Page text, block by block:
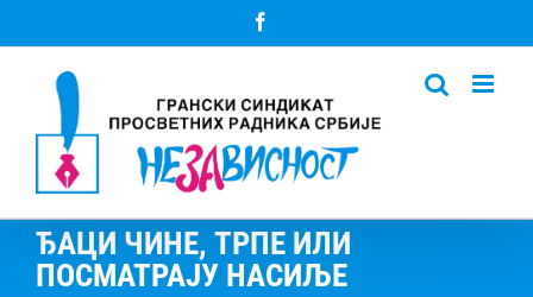
to
ЂАЦИ ЧИНЕ, ТРПЕ ИЛИ
ПОСМАТРАЈУ НАСИЉЕ